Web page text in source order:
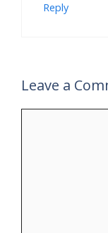
Reply
Leave a